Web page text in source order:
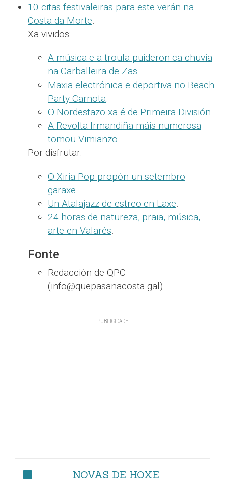
10 citas festivaleiras para este verán na
Costa da Morte.
Xa vividos:
A música e a troula puideron ca chuvia
na Carballeira de Zas.
Maxia electrónica e deportiva no Beach
Party Carnota.
O Nordestazo xa é de Primeira División.
A Revolta Irmandiña máis numerosa
tomou Vimianzo.
Por disfrutar:
O Xiria Pop propón un setembro
garaxe.
Un Atalajazz de estreo en Laxe.
24 horas de natureza, praia, música,
arte en Valarés.
Fonte
Redacción de QPC
(info@quepasanacosta.gal).
NOVAS DE HOXE